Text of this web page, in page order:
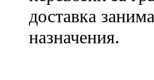
доставка
назначения.